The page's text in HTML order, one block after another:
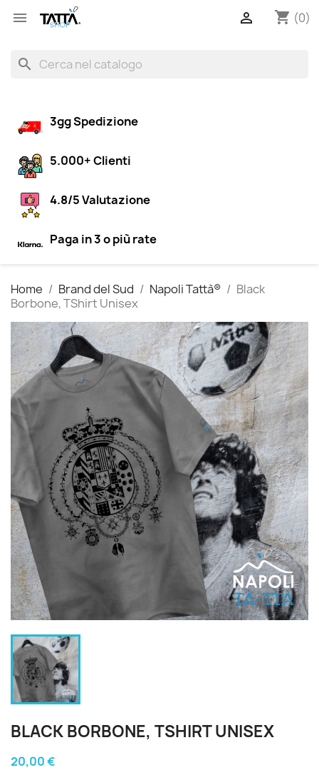
 shopping_cart (0)

search
3gg Spedizione
5.000+ Clienti
4.8/5 Valutazione
Paga in 3 o più rate
Home Brand del Sud Napoli Tattà®
Black
Borbone, TShirt Unisex
BLACK BORBONE, TSHIRT UNISEX
20,00 €